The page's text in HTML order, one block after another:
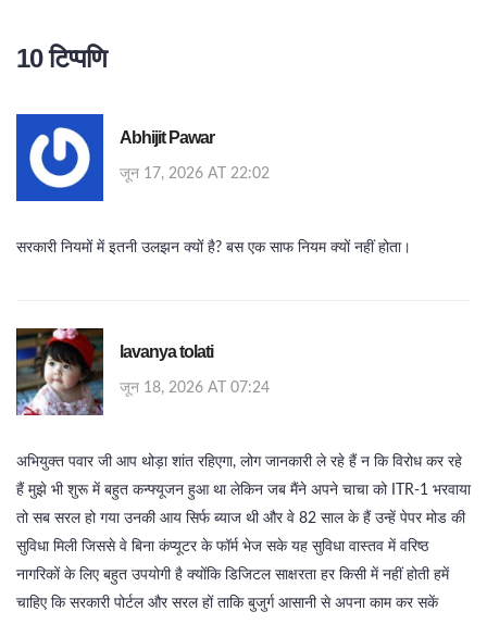
10 टिप्पणि
Abhijit Pawar
जून 17, 2026 AT 22:02
सरकारी नियमों में इतनी उलझन क्यों है? बस एक साफ नियम क्यों नहीं होता।
lavanya tolati
जून 18, 2026 AT 07:24
अभियुक्त पवार जी आप थोड़ा शांत रहिएगा, लोग जानकारी ले रहे हैं न कि विरोध कर रहे
हैं मुझे भी शुरू में बहुत कन्फ्यूजन हुआ था लेकिन जब मैंने अपने चाचा को ITR-1 भरवाया
तो सब सरल हो गया उनकी आय सिर्फ ब्याज थी और वे 82 साल के हैं उन्हें पेपर मोड की
सुविधा मिली जिससे वे बिना कंप्यूटर के फॉर्म भेज सके यह सुविधा वास्तव में वरिष्ठ
नागरिकों के लिए बहुत उपयोगी है क्योंकि डिजिटल साक्षरता हर किसी में नहीं होती हमें
चाहिए कि सरकारी पोर्टल और सरल हों ताकि बुजुर्ग आसानी से अपना काम कर सकें